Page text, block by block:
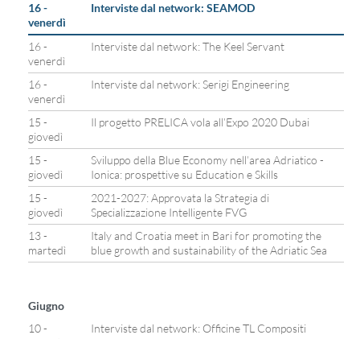
16 -
venerdì
Interviste dal network: SEAMOD
16 -
venerdì
Interviste dal network: The Keel Servant
16 -
venerdì
Interviste dal network: Serigi Engineering
15 -
giovedì
Il progetto PRELICA vola all’Expo 2020 Dubai
15 -
giovedì
Sviluppo della Blue Economy nell’area Adriatico -
Ionica: prospettive su Education e Skills
15 -
giovedì
2021-2027: Approvata la Strategia di
Specializzazione Intelligente FVG
13 -
martedì
Italy and Croatia meet in Bari for promoting the
blue growth and sustainability of the Adriatic Sea
Giugno
10 -
Interviste dal network: Officine TL Compositi